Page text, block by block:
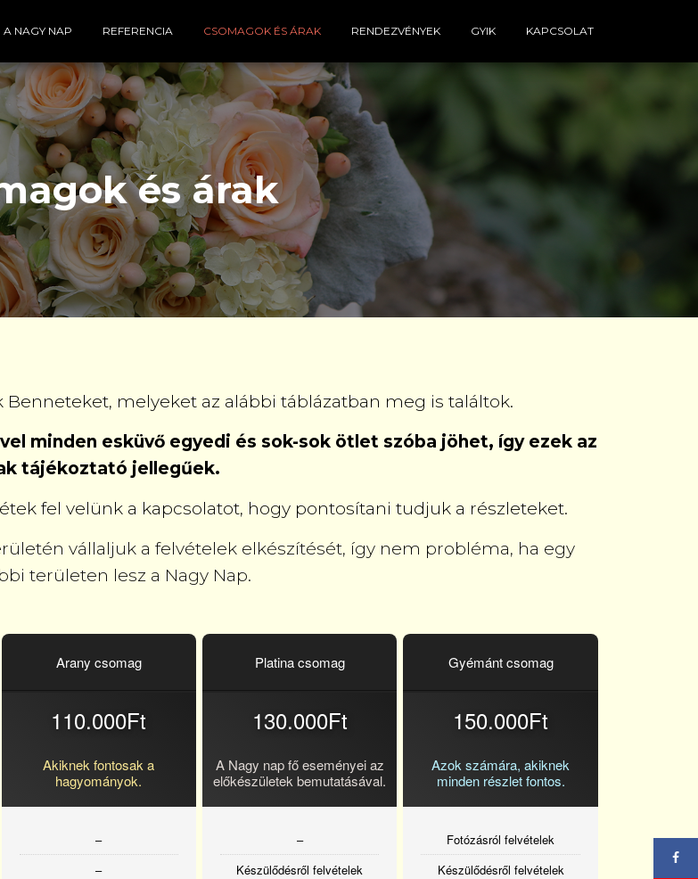
A NAGY NAP REFERENCIA CSOMAGOK ÉS ÁRAK RENDEZVÉNYEK GYIK KAPCSOLAT
és árak
melyeket az alábbi táblázatban meg is találtok.
minden esküvő egyedi és sok-sok ötlet szóba jöhet, így ezek az
tájékoztató jellegűek.
fel velünk a kapcsolatot, hogy pontosítani tudjuk a részleteket.
vállaljuk a felvételek elkészítését, így nem probléma, ha egy
területen lesz a Nagy Nap.
Arany csomag
110.000Ft
Akiknek fontosak a
hagyományok.
–
–
Platina csomag
130.000Ft
A Nagy nap fő eseményei az
előkészületek bemutatásával.
–
Készülődésről felvételek
Gyémánt csomag
150.000Ft
Azok számára, akiknek
minden részlet fontos.
Fotózásról felvételek
Készülődésről felvételek